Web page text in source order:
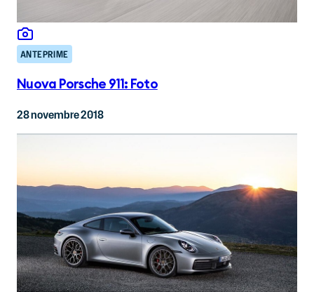
ANTEPRIME
Nuova Porsche 911: Foto
28 novembre 2018